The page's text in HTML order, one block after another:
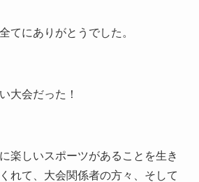
てにありがとうでした。
大会だった！
楽しいスポーツがあることを生き
れて、大会関係者の方々、そして